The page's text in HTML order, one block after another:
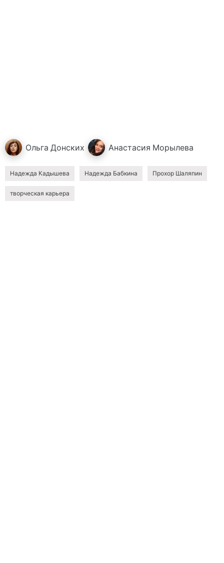
Ольга Донских Анастасия Морылева
Надежда Кадышева Надежда Бабкина Прохор Шаляпин
творческая карьера